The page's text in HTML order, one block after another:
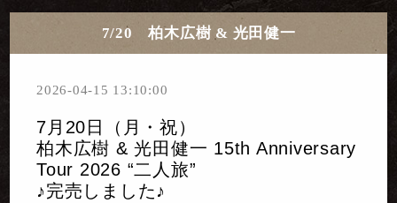
7/20 柏木広樹 & 光田健一
2026-04-15 13:10:00
7月20日（月・祝）
柏木広樹 &光田健一 15th Anniversary
Tour 2026 “二人旅”
♪完売しました♪